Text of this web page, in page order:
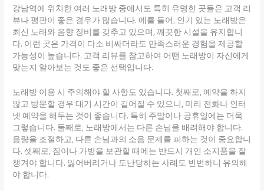
강남역에 위치한 여러 노래방 중에서도 특히 유명한 곳들은 고객 리
뷰나 평판이 좋은 경우가 많습니다. 예를 들어, 인기 있는 노래방은
최신 노래와 음향 장비를 갖추고 있으며, 깨끗한 시설을 유지합니
다. 이런 곳은 가격이 다소 비싸더라도 만족스러운 경험을 제공할
가능성이 높습니다. 고객 리뷰를 참고하여 어떤 노래방이 자신에게
맞는지 알아보는 것도 좋은 선택입니다.
노래방 이용 시 주의해야 할 사항도 있습니다. 첫째로, 예약을 하지
않고 방문할 경우 대기 시간이 길어질 수 있으니, 미리 전화나 인터
넷 예약을 해두는 것이 좋습니다. 특히 주말이나 공휴일에는 더욱
그렇습니다. 둘째로, 노래방에서는 다른 손님을 배려해야 합니다.
음량을 조절하고, 다른 손님과의 소음 문제를 피하는 것이 중요합니
다. 셋째로, 짐이나 가방을 보관할 때에는 반드시 개인 소지품을 잘
챙겨야 합니다. 잃어버리거나 도난당하는 사례도 빈번하니 유의해
야 합니다.